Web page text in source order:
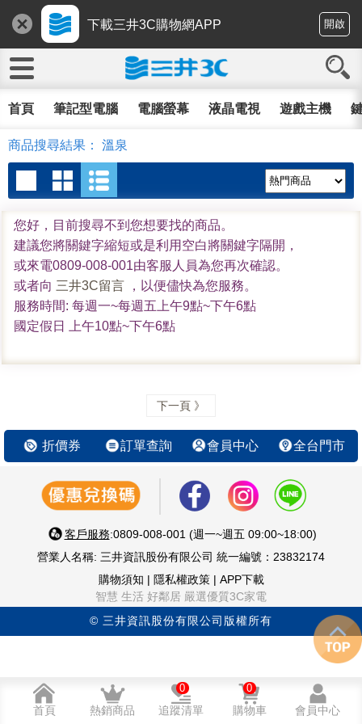
下載三井3C購物網APP 開啟
首頁 筆記型電腦 電腦螢幕 液晶電視 遊戲主機
商品搜尋結果： 溫泉
您好，目前搜尋不到您想要找的商品。
建議您將關鍵字縮短或是利用空白將關鍵字隔開，
或來電0809-008-001由客服人員為您再次確認。
或者向 三井3C留言 ，以便儘快為您服務。
服務時間: 每週一~每週五上午9點~下午6點
國定假日 上午10點~下午6點
下一頁 》
折價券 訂單查詢 會員中心 全台門市
客戶服務:0809-008-001 (週一~週五 09:00~18:00)
營業人名稱: 三井資訊股份有限公司 統一編號：23832174
購物須知 | 隱私權政策| APP下載
智慧 生活 好鄰居 嚴選優質3C家電
© 三井資訊股份有限公司版權所有
首頁 熱銷商品 追蹤清單
0
購物車
0
會員中心